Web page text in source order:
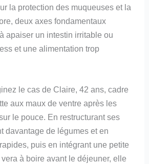
la protection des muqueuses et la
deux axes fondamentaux
apaiser un intestin irritable ou
et une alimentation trop
le cas de Claire, 42 ans, cadre
aux maux de ventre après les
le pouce. En restructurant ses
davantage de légumes et en
puis en intégrant une petite
à boire avant le déjeuner, elle